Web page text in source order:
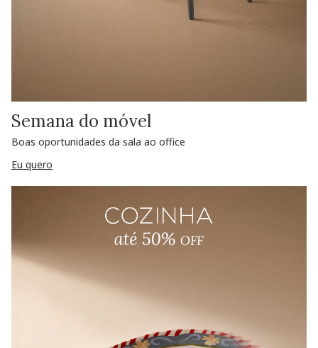
Semana do móvel
Boas oportunidades da sala ao office
Eu quero